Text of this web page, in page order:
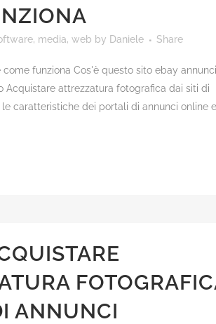
media, web by Daniele Share
funziona Cos'è questo sito ebay
Acquistare attrezzatura fotografica dai siti di
caratteristiche dei portali di annunci online e
ANNUNCI